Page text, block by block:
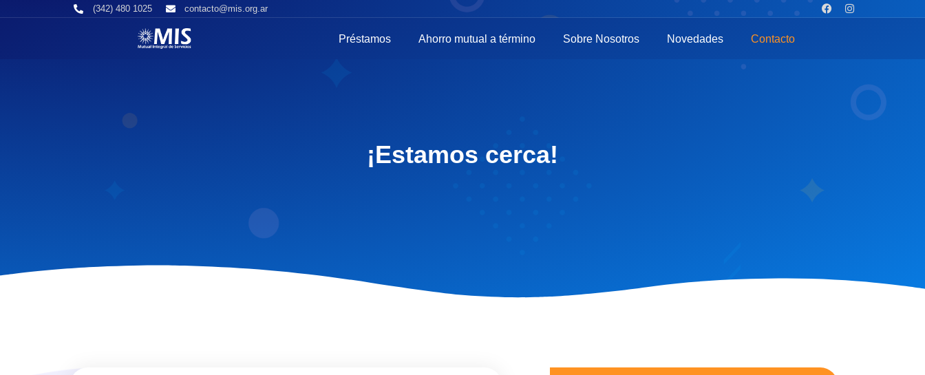
(342) 480 1025 contacto@mis.org.ar
Préstamos Ahorro mutual a término Sobre Nosotros Novedades Contacto
¡Estamos cerca!